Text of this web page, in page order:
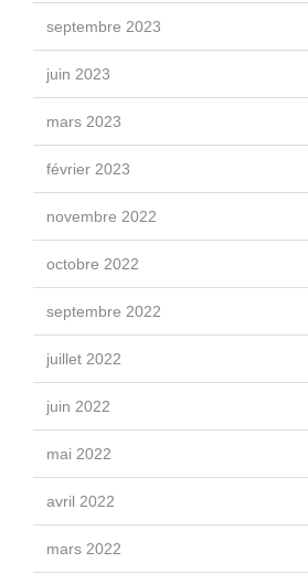
septembre 2023
juin 2023
mars 2023
février 2023
novembre 2022
octobre 2022
septembre 2022
juillet 2022
juin 2022
mai 2022
avril 2022
mars 2022